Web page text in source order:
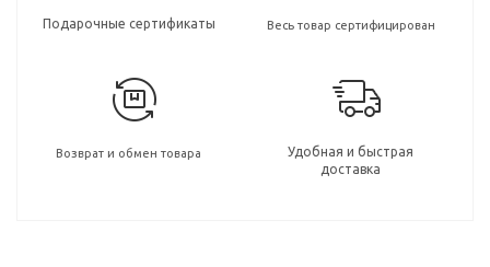
Подарочные сертификаты Весь товар сертифицирован
Возврат и обмен товара
Удобная и быстрая
доставка